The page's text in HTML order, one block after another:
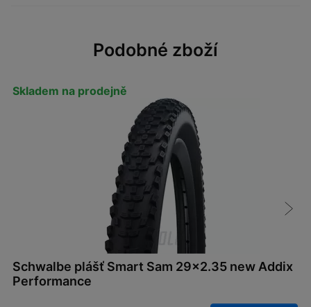
Podobné zboží
Skladem na prodejně
Schwalbe plášť Smart Sam 29x2.35 new Addix
Performance